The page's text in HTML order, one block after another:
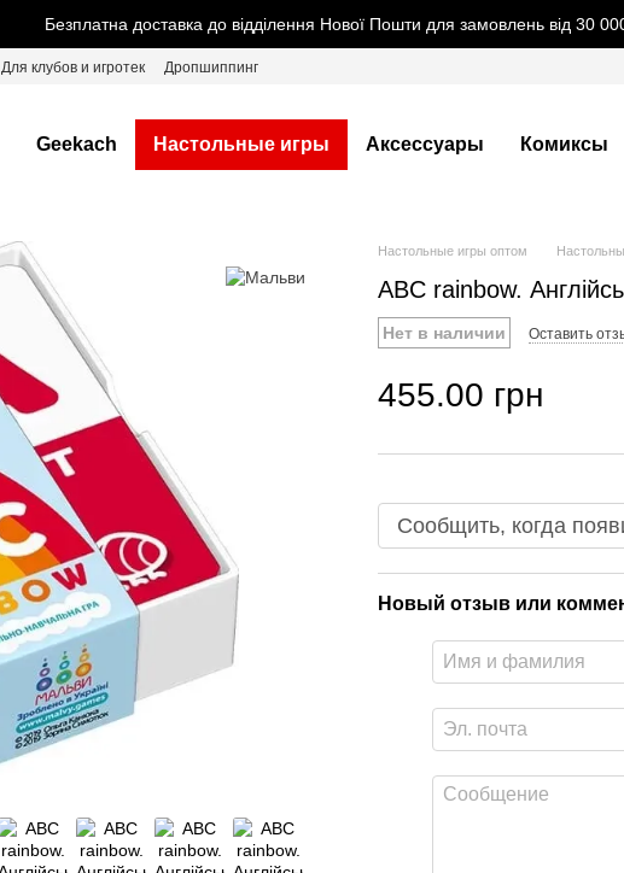
Безплатна доставка до відділення Нової Пошти для замовлень від 30
Для клубов и игротек Дропшиппинг
Geekach Настольные игры Аксессуары Комиксы
Настольные игры оптом
ABC rainbow.
Нет в наличии Оставить
455.00 грн
Сообщить, когда
Новый отзыв или